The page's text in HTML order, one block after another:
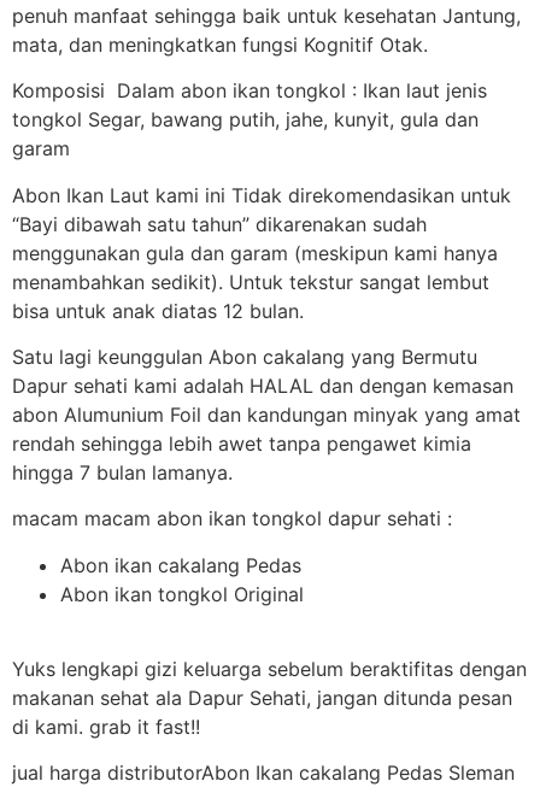
penuh manfaat sehingga baik untuk kesehatan Jantung,
mata, dan meningkatkan fungsi Kognitif Otak.
Komposisi Dalam abon ikan tongkol : Ikan laut jenis
tongkol Segar, bawang putih, jahe, kunyit, gula dan
garam
Abon Ikan Laut kami ini Tidak direkomendasikan untuk
“Bayi dibawah satu tahun” dikarenakan sudah
menggunakan gula dan garam (meskipun kami hanya
menambahkan sedikit). Untuk tekstur sangat lembut
bisa untuk anak diatas 12 bulan.
Satu lagi keunggulan Abon cakalang yang Bermutu
Dapur sehati kami adalah HALAL dan dengan kemasan
abon Alumunium Foil dan kandungan minyak yang amat
rendah sehingga lebih awet tanpa pengawet kimia
hingga 7 bulan lamanya.
macam macam abon ikan tongkol dapur sehati :
Abon ikan cakalang Pedas
Abon ikan tongkol Original
Yuks lengkapi gizi keluarga sebelum beraktifitas dengan
makanan sehat ala Dapur Sehati, jangan ditunda pesan
di kami. grab it fast!!
jual harga distributorAbon Ikan cakalang Pedas Sleman